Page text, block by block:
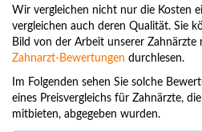
Wir vergleichen nicht nur die Kosten
vergleichen auch deren Qualität. Sie
Bild von der Arbeit unserer Zahnärzte
Zahnarzt-Bewertungen durchlesen.
Im Folgenden sehen Sie solche
eines Preisvergleichs für Zahnärzte,
mitbieten, abgegeben wurden.